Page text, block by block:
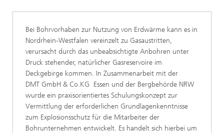
Bei Bohrvorhaben zur Nutzung von Erdwärme kann es in
Nordrhein-Westfalen vereinzelt zu Gasaustritten,
verursacht durch das unbeabsichtigte Anbohren unter
Druck stehender, natürlicher Gasreservoire im
Deckgebirge kommen. In Zusammenarbeit mit der
DMT GmbH & Co.KG Essen und der Bergbehörde NRW
wurde ein praxisorientiertes Schulungskonzept zur
Vermittlung der erforderlichen Grundlagenkenntnisse
zum Explosionsschutz für die Mitarbeiter der
Bohrunternehmen entwickelt. Es handelt sich hierbei um